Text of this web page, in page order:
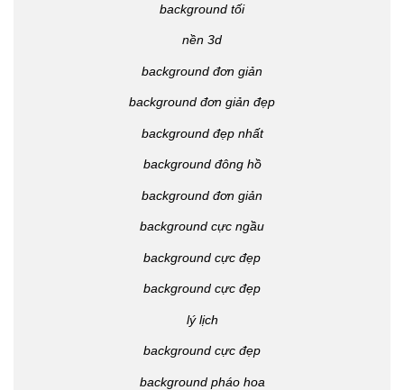
background tối
nền 3d
background đơn giản
background đơn giản đẹp
background đẹp nhất
background đông hồ
background đơn giản
background cực ngầu
background cực đẹp
background cực đẹp
lý lịch
background cực đẹp
background pháo hoa